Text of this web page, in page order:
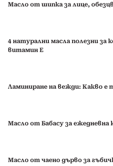
Масло от шипка за лице,
4 натурални масла полезни
витамин Е
Ламиниране на вежди: Какво е
Масло от Бабасу за ежедневна
Масло от чаено дърво за